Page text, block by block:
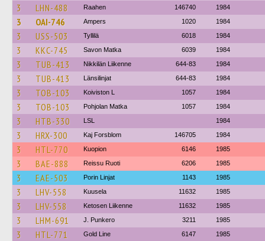
3 LHN-488 Raahen 146740 1984
3 OAI-746 Ampers 1020 1984
3 USS-503 Tyllilä 6018 1984
3 KKC-745 Savon Matka 6039 1984
3 TUB-413 Nikkilän Liikenne 644-83 1984
3 TUB-413 Länsilinjat 644-83 1984
3 TOB-103 Koiviston L 1057 1984
3 TOB-103 Pohjolan Matka 1057 1984
3 HTB-330 LSL 1984
3 HRX-300 Kaj Forsblom 146705 1984
3 HTL-770 Kuopion 6146 1985
3 BAE-888 Reissu Ruoti 6206 1985
3 EAE-503 Porin Linjat 1143 1985
3 LHV-558 Kuusela 11632 1985
3 LHV-558 Ketosen Liikenne 11632 1985
3 LHM-691 J. Punkero 3211 1985
3 HTL-771 Gold Line 6147 1985